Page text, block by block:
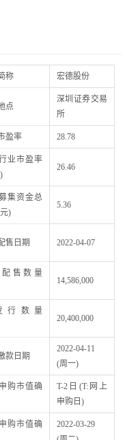
称 宏德股份
点
深圳证券交易
所
盈率 28.78
业市盈率
26.46
集资金总
)
5.36
售日期 2022-04-07
配售数量
14,586,000
行数量
20,400,000
款日期
2022-04-11
(周一)
购市值确
T-2日(T:网上
申购日)
购市值确
2022-03-29